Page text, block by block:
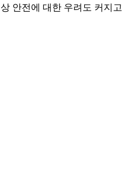
안전에 대한 우려도 커지고